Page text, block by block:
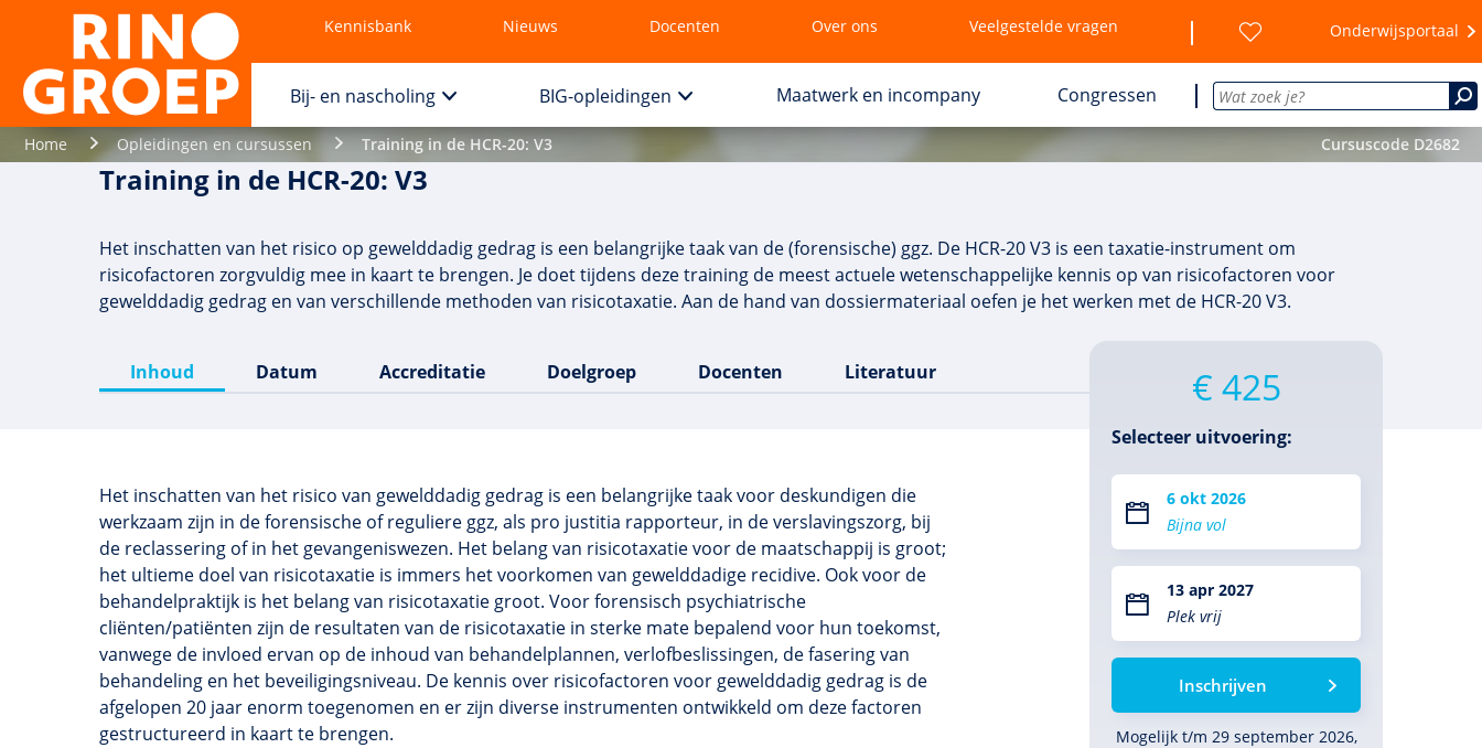
Kennisbank Nieuws Docenten Over ons Veelgestelde vragen Onderwijsportaal
Bij- en nascholing BIG-opleidingen Maatwerk en incompany Congressen
Home Opleidingen en cursussen Training in de HCR-20: V3 Cursuscode D2682
Training in de HCR-20: V3
Het inschatten van het risico op gewelddadig gedrag is een belangrijke taak van de (forensische) ggz. De HCR-20 V3 is een taxatie-instrument om
risicofactoren zorgvuldig mee in kaart te brengen. Je doet tijdens deze training de meest actuele wetenschappelijke kennis op van risicofactoren voor
gewelddadig gedrag en van verschillende methoden van risicotaxatie. Aan de hand van dossiermateriaal oefen je het werken met de HCR-20 V3.
€ 425
Selecteer uitvoering:
6 okt 2026
Bijna vol
13 apr 2027
Plek vrij
Inschrijven
Mogelijk t/m 29 september 2026,
Inhoud Datum Accreditatie Doelgroep Docenten Literatuur
Het inschatten van het risico van gewelddadig gedrag is een belangrijke taak voor deskundigen die
werkzaam zijn in de forensische of reguliere ggz, als pro justitia rapporteur, in de verslavingszorg, bij
de reclassering of in het gevangeniswezen. Het belang van risicotaxatie voor de maatschappij is groot;
het ultieme doel van risicotaxatie is immers het voorkomen van gewelddadige recidive. Ook voor de
behandelpraktijk is het belang van risicotaxatie groot. Voor forensisch psychiatrische
cliënten/patiënten zijn de resultaten van de risicotaxatie in sterke mate bepalend voor hun toekomst,
vanwege de invloed ervan op de inhoud van behandelplannen, verlofbeslissingen, de fasering van
behandeling en het beveiligingsniveau. De kennis over risicofactoren voor gewelddadig gedrag is de
afgelopen 20 jaar enorm toegenomen en er zijn diverse instrumenten ontwikkeld om deze factoren
gestructureerd in kaart te brengen.